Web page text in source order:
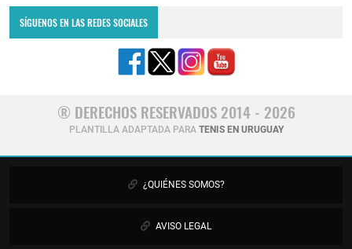
SÍGUENOS EN LAS REDES SOCIALES
® DERECHOS RESERVADOS 2014 - 2026
PLANTILLA ADAPTADA PARA TENIS EN URUGUAY
¿QUIÉNES SOMOS?
AVISO LEGAL